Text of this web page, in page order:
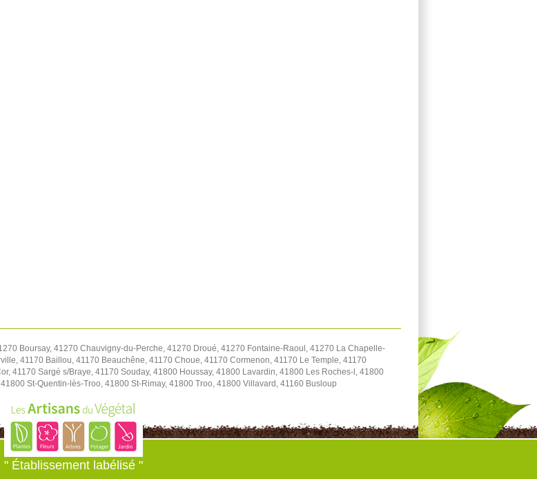
Boursay, 41270 Chauvigny-du-Perche, 41270 Droué, 41270 Fontaine-Raoul, 41270 La Chapelle-
41170 Baillou, 41170 Beauchêne, 41170 Choue, 41170 Cormenon, 41170 Le Temple, 41170
41170 Sargé s/Braye, 41170 Souday, 41800 Houssay, 41800 Lavardin, 41800 Les Roches-l, 41800
St-Quentin-lès-Troo, 41800 St-Rimay, 41800 Troo, 41800 Villavard, 41160 Busloup
" Établissement labélisé "